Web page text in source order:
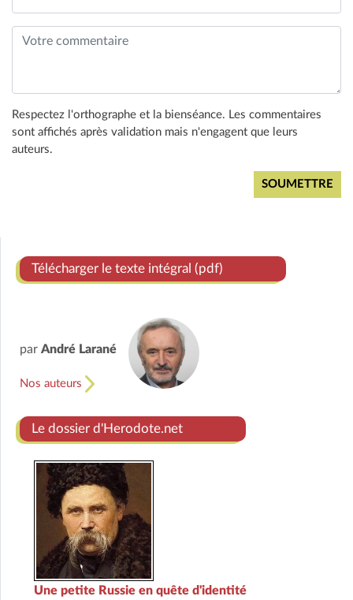
Respectez l'orthographe et la bienséance. Les commentaires
sont affichés après validation mais n'engagent que leurs
auteurs.
Télécharger le texte intégral (pdf)
par André Larané
Nos auteurs
Le dossier d'Herodote.net
Une petite Russie en quête d'identité